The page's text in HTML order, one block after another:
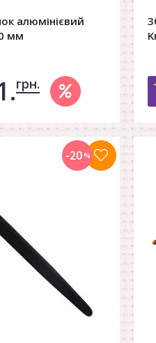
алюмінієвий
мм
в корзину
грн.
-20%